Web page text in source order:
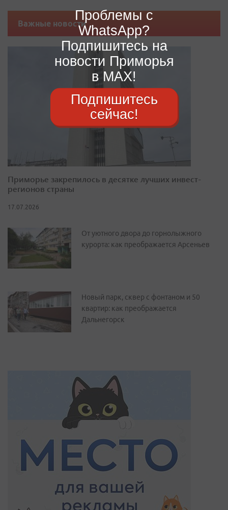
Важные новости
Приморье закрепилось в десятке лучших инвест-
регионов страны
17.07.2026
От уютного двора до горнолыжного
курорта: как преображается Арсеньев
Новый парк, сквер с фонтаном и 50
квартир: как преображается
Дальнегорск
Проблемы с
WhatsApp?
Подпишитесь на
новости Приморья
в MAX!
Подпишитесь
сейчас!